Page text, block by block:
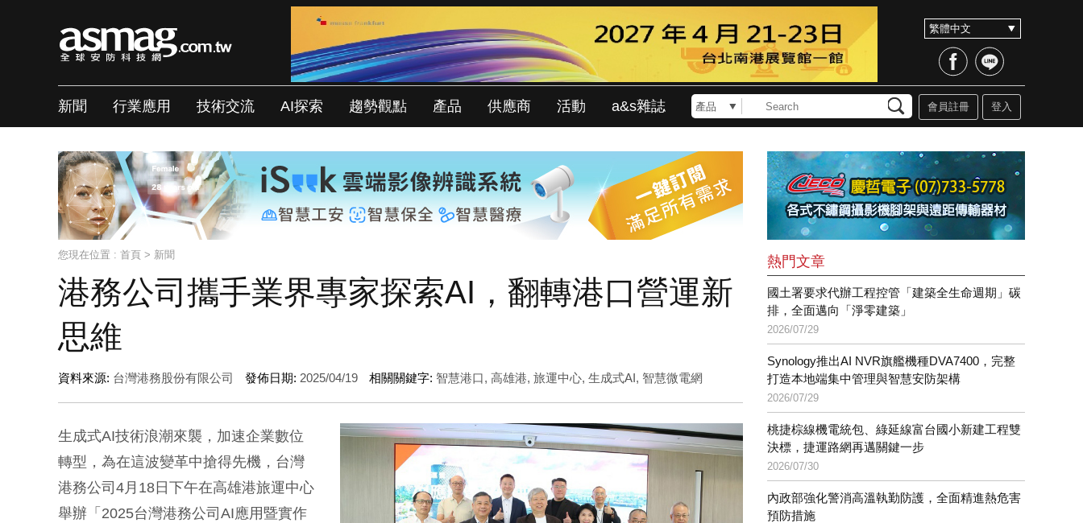
新聞 行業應用 技術交流 AI探索 趨勢觀點 產品 供應商 活動 a&s雜誌 登入
會員註冊
您現在位置 : 首頁 > 新聞
港務公司攜手業界專家探索AI，翻轉港口營運新
思維
資料來源: 台灣港務股份有限公司 發佈日期: 2025/04/19 相關關鍵字: 智慧港口, 高雄港, 旅運中心, 生成式AI, 智慧微電網
生成式AI技術浪潮來襲，加速企業數位
轉型，為在這波變革中搶得先機，台灣
港務公司4月18日下午在高雄港旅運中心
舉辦「2025台灣港務公司AI應用暨實作
熱門文章
國土署要求代辦工程控管「建築全生命週期」碳
排，全面邁向「淨零建築」
2026/07/29
Synology推出AI NVR旗艦機種DVA7400，完整
打造本地端集中管理與智慧安防架構
2026/07/29
桃捷棕線機電統包、綠延線富台國小新建工程雙
決標，捷運路網再邁關鍵一步
2026/07/30
內政部強化警消高溫執勤防護，全面精進熱危害
預防措施